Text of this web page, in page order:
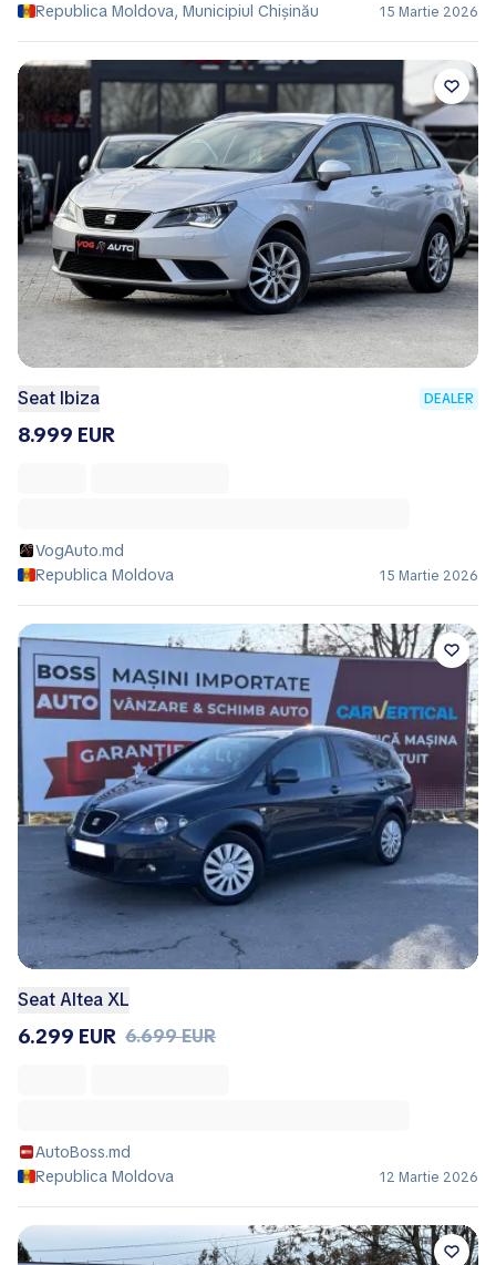
Republica Moldova, Municipiul Chișinău
15 Martie 2026
Seat Ibiza DEALER
8.999 EUR
VogAuto.md
Republica Moldova
15 Martie 2026
Seat Altea XL
6.299 EUR 6.699 EUR
AutoBoss.md
Republica Moldova
12 Martie 2026